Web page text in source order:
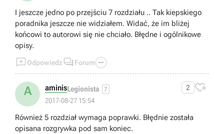
I jeszcze jedno po przejściu 7 rozdziału .. Tak kiepskiego
poradnika jeszcze nie widziałem. Widać, że im bliżej
końcowi to autorowi się nie chciało. Błędne i ogólnikowe
opisy.
Odpowiedz  Forum 
A aminisLegionista 7
2017-08-27 15:54
2 
Również 5 rozdział wymaga poprawki. Błędnie została
opisana rozgrywka pod sam koniec.